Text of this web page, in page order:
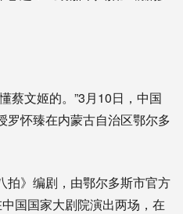
文姬的。”3月10日，中国
罗怀臻在内蒙古自治区鄂尔多
》编剧，由鄂尔多斯市官方
国国家大剧院演出两场，在